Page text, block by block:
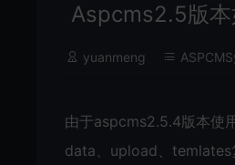
Aspcms2.5版本
yuanmeng
由于aspcms2.5.4版本使
data、upload、temlates